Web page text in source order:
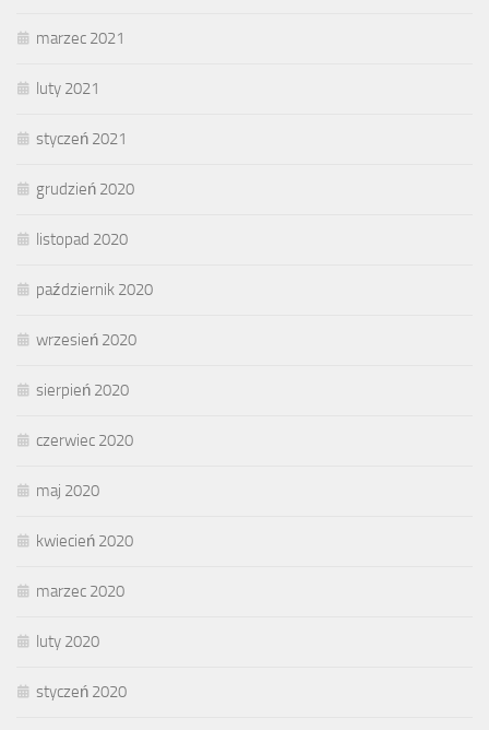
marzec 2021
luty 2021
styczeń 2021
grudzień 2020
listopad 2020
październik 2020
wrzesień 2020
sierpień 2020
czerwiec 2020
maj 2020
kwiecień 2020
marzec 2020
luty 2020
styczeń 2020